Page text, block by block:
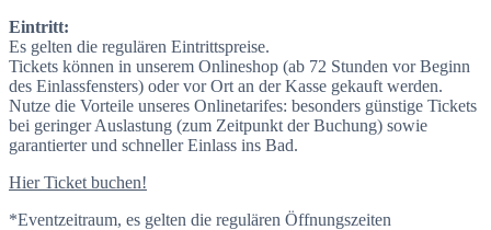
Eintritt:
Es gelten die regulären Eintrittspreise.
Tickets können in unserem Onlineshop (ab 72 Stunden vor Beginn
des Einlassfensters) oder vor Ort an der Kasse gekauft werden.
Nutze die Vorteile unseres Onlinetarifes: besonders günstige Tickets
bei geringer Auslastung (zum Zeitpunkt der Buchung) sowie
garantierter und schneller Einlass ins Bad.
Hier Ticket buchen!
*Eventzeitraum, es gelten die regulären Öffnungszeiten